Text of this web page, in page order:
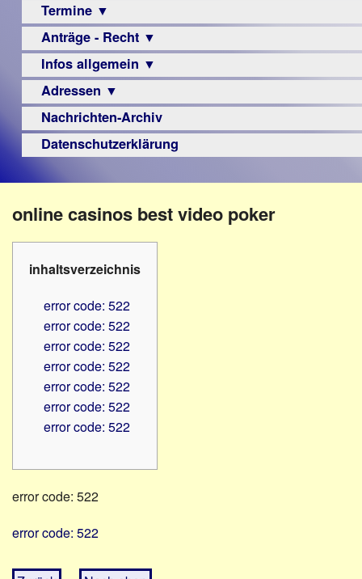
Termine ▼
Veranstaltungsprogramme
Anträge - Recht ▼
Archiv
Urteile
Infos allgemein ▼
Sehbehinderung
Frühförderung
Schule
–
Beruf
Hilfsmittel
-
PC
Adressen ▼
Augenoptiker
Berufsbildungswerke
Hörbüchereien
Reha-
Lehrer
Verbände
Nachrichten-Archiv
Datenschutzerklärung
online casinos best video poker
inhaltsverzeichnis
error code: 522
error code: 522
error code: 522
error code: 522
error code: 522
error code: 522
error code: 522
error code: 522
error code: 522